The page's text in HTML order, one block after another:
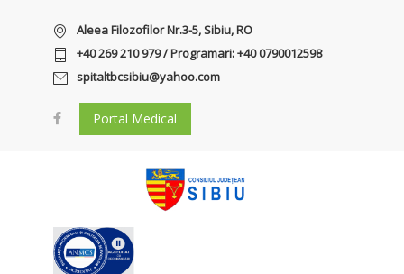
Aleea Filozofilor Nr.3-5, Sibiu, RO
+40 269 210 979 / Programari: +40 0790012598
spitaltbcsibiu@yahoo.com
Portal Medical